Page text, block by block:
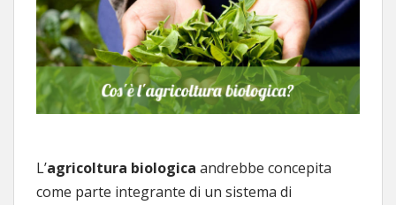
L’agricoltura biologica andrebbe concepita
come parte integrante di un sistema di